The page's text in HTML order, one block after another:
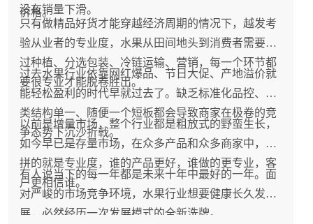
没有销量下滑。
价格。
只有做精品好货才能穿越经济周期的情况下，越发考
验从业者的专业度，水果从田间地头到消费者需要经
过种植、分选包装、冷链运输、营销，每一个环节都
要很专业才能脱卷胜出。
过去水果行业依靠网红爆品、节日大促、产地溢价就
能轻松盈利的时代早就过去了。缺乏标准化品控、品
类结构单一、随便一个短板都会导致商家在极卷的竞
争态势下沉沙折戟。
以前是增量市场，整个行业都是粗放式的野蛮生长，
如今早已是存量市场，在众多产品和众多商家中，比
拼的就是专业度，谁的产品更好，谁做的更专业，客
户更相信谁。
有人说当下的每一年都是未来十年中最好的一年。面
对严峻的市场竞争环境，水果行业想要健康长久发
展，必然经历一次发展模式的全新洗牌。